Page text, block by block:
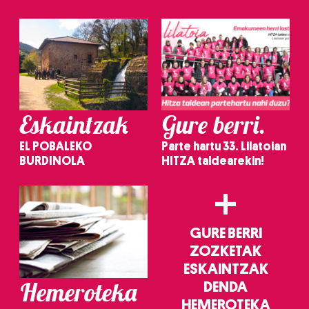
Eskaintzak
EL POBALEKO
BURDINOLA
Gure berri.
Parte hartu 33. Lilatoian
HITZA taldearekin!
Hemeroteka
+
GURE BERRI
ZOZKETAK
ESKAINTZAK
DENDA
HEMEROTEKA